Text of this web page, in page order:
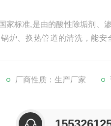
家标准,是由的酸性除垢剂、
炉、换热管道的清洗，能
厂商性质：生产厂家